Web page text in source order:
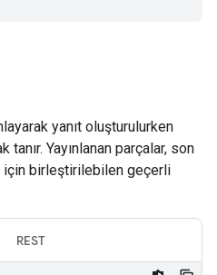
yanıt oluşturulurken
Yayınlanan parçalar, son
için birleştirilebilen geçerli
REST